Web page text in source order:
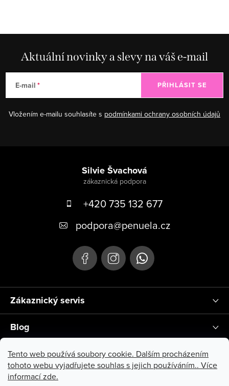
Tento web používá soubory cookie. Dalším procházením
tohoto webu vyjadřujete souhlas s jejich používáním.. Více
informacízde.
Aktuální novinky a slevy na váš e-mail
E-mail
Vložením e-mailu souhlasíte s podmínkami ochrany osobních údajů
PŘIHLÁSIT SE
Silvie Švachová
+420 735 132 677
podpora@penuela.cz
Zákaznický servis
Blog
Instagram